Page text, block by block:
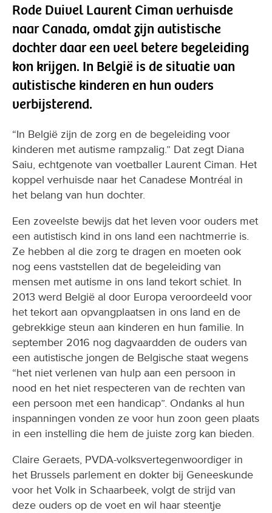
Rode Duivel Laurent Ciman verhuisde
naar Canada, omdat zijn autistische
dochter daar een veel betere begeleiding
kon krijgen. In België is de situatie van
autistische kinderen en hun ouders
verbijsterend.
“In België zijn de zorg en de begeleiding voor
kinderen met autisme rampzalig.” Dat zegt Diana
Saiu, echtgenote van voetballer Laurent Ciman. Het
koppel verhuisde naar het Canadese Montréal in
het belang van hun dochter.
Een zoveelste bewijs dat het leven voor ouders met
een autistisch kind in ons land een nachtmerrie is.
Ze hebben al die zorg te dragen en moeten ook
nog eens vaststellen dat de begeleiding van
mensen met autisme in ons land tekort schiet. In
2013 werd België al door Europa veroordeeld voor
het tekort aan opvangplaatsen in ons land en de
gebrekkige steun aan kinderen en hun familie. In
september 2016 nog dagvaardden de ouders van
een autistische jongen de Belgische staat wegens
“het niet verlenen van hulp aan een persoon in
nood en het niet respecteren van de rechten van
een persoon met een handicap”. Ondanks al hun
inspanningen vonden ze voor hun zoon geen plaats
in een instelling die hem de juiste zorg kan bieden.
Claire Geraets, PVDA-volksvertegenwoordiger in
het Brussels parlement en dokter bij Geneeskunde
voor het Volk in Schaarbeek, volgt de strijd van
deze ouders op de voet en wil haar steentje